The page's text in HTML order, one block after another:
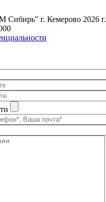
г. Кемерово 2026 г.